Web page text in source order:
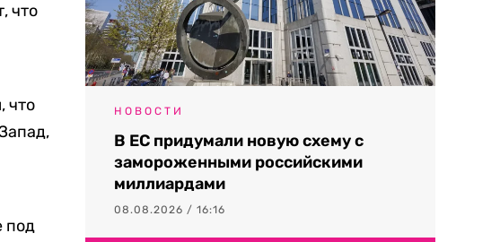
что
что
под
НОВОСТИ
В ЕС придумали новую схему с
замороженными российскими
миллиардами
08.08.2026 / 16:16